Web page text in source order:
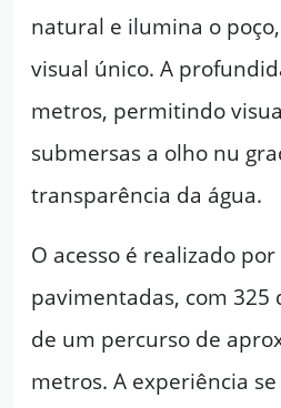
natural e ilumina o
visual único. A
metros, permitindo
submersas a olho nu
transparência da água.
O acesso é realizado
pavimentadas, com 325
de um percurso de
metros. A experiência